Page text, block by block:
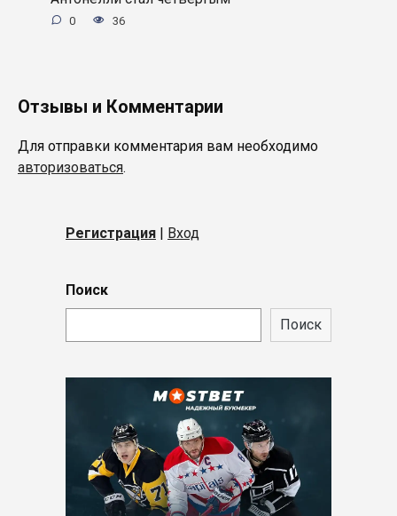
0 36
Отзывы и Комментарии
Для отправки комментария вам необходимо
авторизоваться.
Регистрация | Вход
Поиск
Поиск